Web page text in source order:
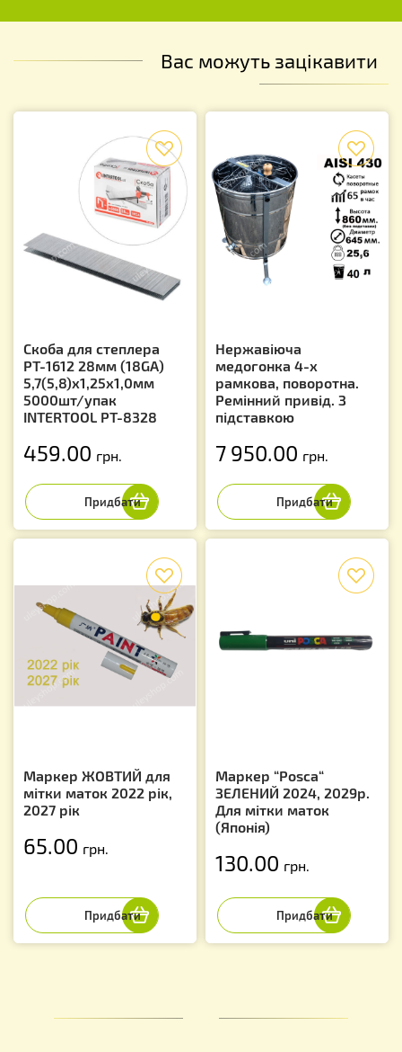
Вас можуть зацікавити
Скоба для степлера
РТ-1612 28мм (18GA)
5,7(5,8)x1,25x1,0мм
5000шт/упак
INTERTOOL PT-8328
459.00 грн.
Нержавіюча
медогонка 4-х
рамкова, поворотна.
Ремінний привід. З
підставкою
7 950.00 грн.
Маркер ЖОВТИЙ для
мітки маток 2022 рік,
2027 рік
65.00 грн.
Маркер “Posca“
ЗЕЛЕНИЙ 2024, 2029р.
Для мітки маток
(Японія)
130.00 грн.